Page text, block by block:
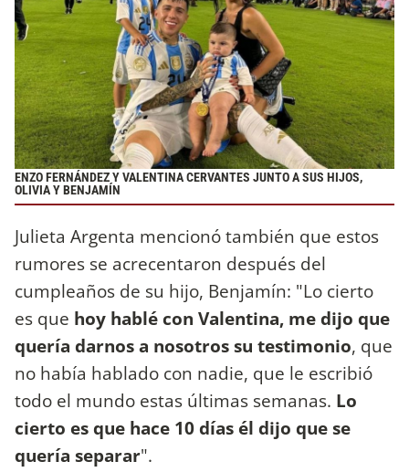
ENZO FERNÁNDEZ Y VALENTINA CERVANTES JUNTO A SUS HIJOS,
OLIVIA Y BENJAMÍN
Julieta Argenta mencionó también que estos
rumores se acrecentaron después del
cumpleaños de su hijo, Benjamín: "Lo cierto
es que hoy hablé con Valentina, me dijo que
quería darnos a nosotros su testimonio, que
no había hablado con nadie, que le escribió
todo el mundo estas últimas semanas. Lo
cierto es que hace 10 días él dijo que se
quería separar".